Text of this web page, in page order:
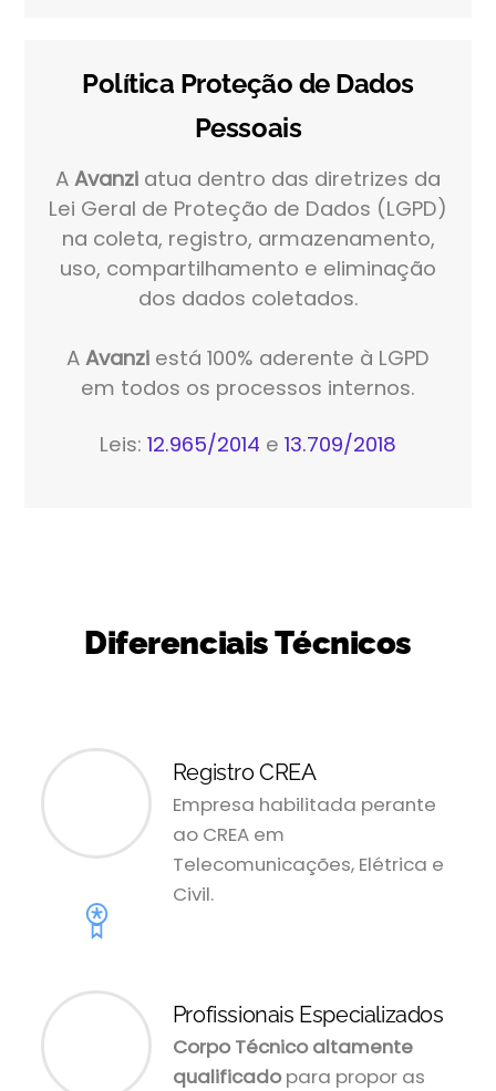
Política Proteção de Dados
Pessoais
A Avanzi atua dentro das diretrizes da
Lei Geral de Proteção de Dados (LGPD)
na coleta, registro, armazenamento,
uso, compartilhamento e eliminação
dos dados coletados.
A Avanzi está 100% aderente à LGPD
em todos os processos internos.
Leis: 12.965/2014 e 13.709/2018
Diferenciais Técnicos
Registro CREA
Empresa habilitada perante
ao CREA em
Telecomunicações, Elétrica e
Civil.
Profissionais Especializados
Corpo Técnico altamente
qualificadopara propor as